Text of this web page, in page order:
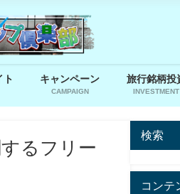
ト キャンペーン
CAMPAIGN
旅行銘柄投
INVESTMENT
るフリー
検索
コンテ